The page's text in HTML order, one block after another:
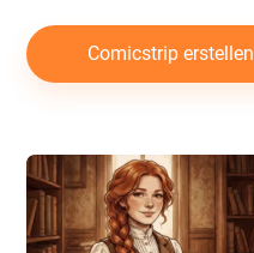
Comicstrip erstellen